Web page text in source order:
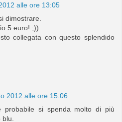
alle ore 13:05
dimostrare.
5 euro! ;))
collegata con questo splendido
2012 alle ore 15:06
probabile si spenda molto di più